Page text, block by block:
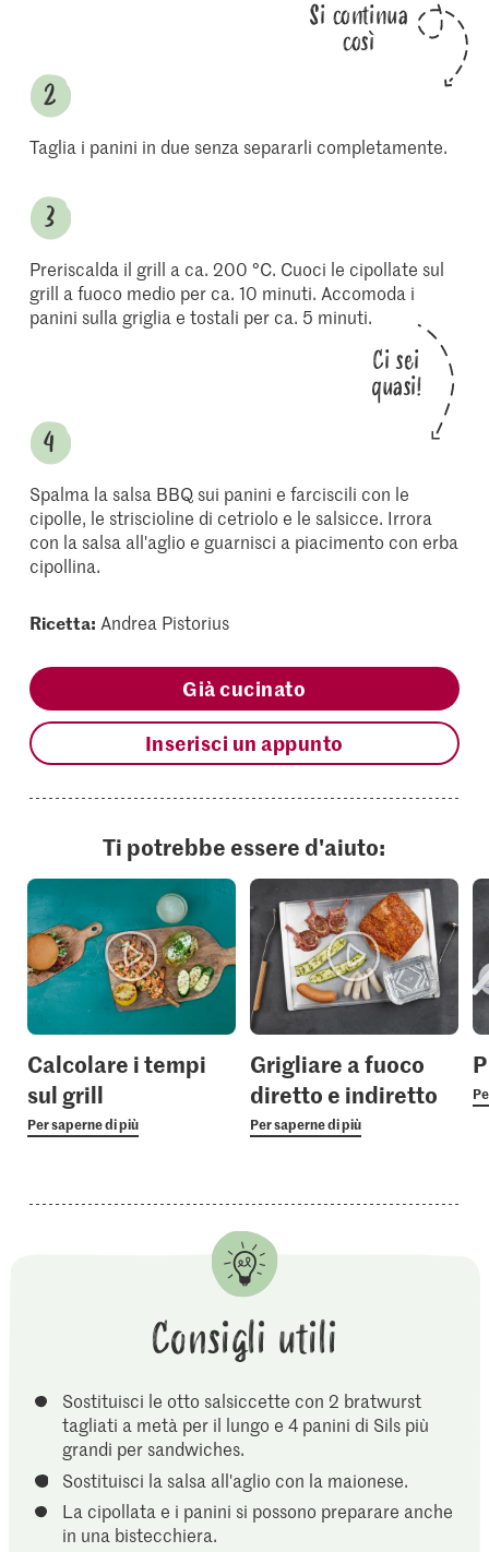
Si continua
così
Taglia i panini in due senza separarli completamente.
Preriscalda il grill a ca. 200 °C. Cuoci le cipollate sul
grill a fuoco medio per ca. 10 minuti. Accomoda i
panini sulla griglia e tostali per ca. 5 minuti.
Ci sei
quasi!
Spalma la salsa BBQ sui panini e farciscili con le
cipolle, le striscioline di cetriolo e le salsicce. Irrora
con la salsa all'aglio e guarnisci a piacimento con erba
cipollina.
Ricetta: Andrea Pistorius
Già cucinato
Inserisci un appunto
Ti potrebbe essere d'aiuto:
Calcolare i tempi
sul grill
Per saperne di più
Grigliare a fuoco
diretto e indiretto
Per saperne di più
Consigli utili
Sostituisci le otto salsiccette con 2 bratwurst
tagliati a metà per il lungo e 4 panini di Sils più
grandi per sandwiches.
Sostituisci la salsa all'aglio con la maionese.
La cipollata e i panini si possono preparare anche
in una bistecchiera.